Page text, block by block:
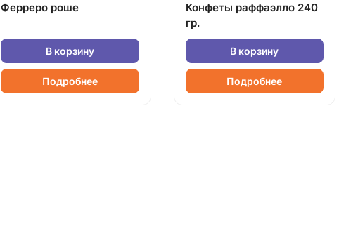
Ферреро роше
В корзину
Подробнее
Конфеты раффаэлло 240
гр.
В корзину
Подробнее